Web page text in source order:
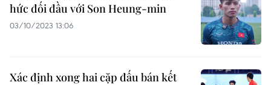
hức đối đầu với Son Heung-min
03/10/2023 13:06
Xác định xong hai cặp đấu bán kết